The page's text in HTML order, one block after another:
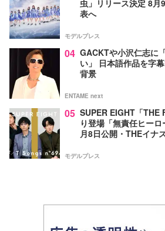
虫」リリース決定 8月
表へ
モデルプレス
04 GACKTや小沢仁志に
い」 日本語作品を字
背景
ENTAME next
05 SUPER EIGHT「THE
り登場「無責任ヒー
月8日公開・THEイナ
モデルプレス